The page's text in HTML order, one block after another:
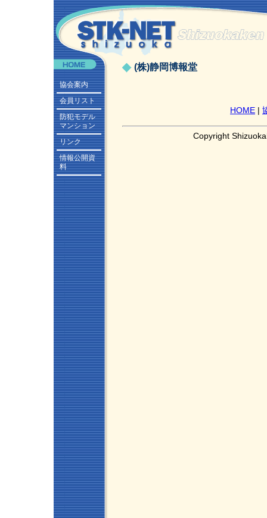
協会案内
会員リスト
防犯モデル
マンション
リンク
情報公開資
料
(株)静岡博報堂
HOME |
Copyright